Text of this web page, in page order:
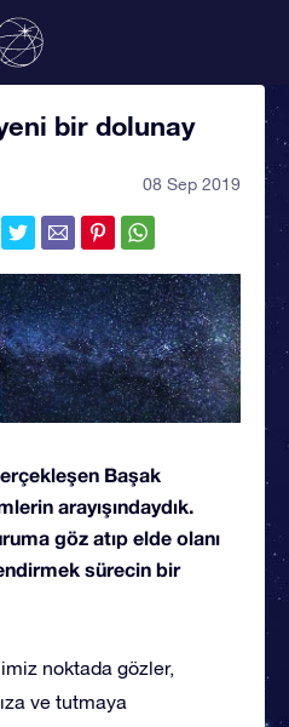
bir dolunay
08 Sep 2019
Başak
arayışındaydık.
göz atıp elde olanı
sürecin bir
noktada gözler,
ve tutmaya